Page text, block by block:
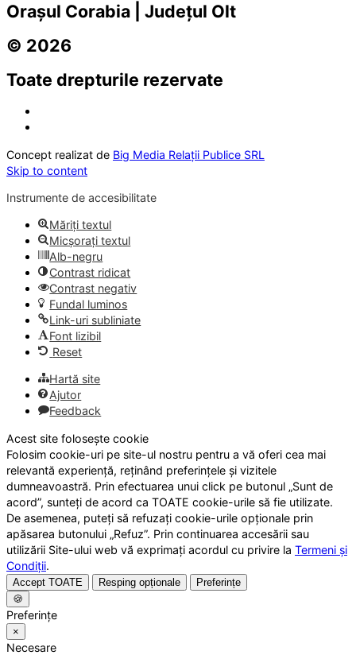
Orașul Corabia | Județul Olt
© 2026
Toate drepturile rezervate
Concept realizat de Big Media Relații Publice SRL
Skip to content
Instrumente de accesibilitate
Măriți textul
Micșorați textul
Alb-negru
Contrast ridicat
Contrast negativ
Fundal luminos
Link-uri subliniate
Font lizibil
Reset
Hartă site
Ajutor
Feedback
Acest site folosește cookie
Folosim cookie-uri pe site-ul nostru pentru a vă oferi cea mai
relevantă experiență, reținând preferințele și vizitele
dumneavoastră. Prin efectuarea unui click pe butonul „Sunt de
acord”, sunteți de acord ca TOATE cookie-urile să fie utilizate.
De asemenea, puteți să refuzați cookie-urile opționale prin
apăsarea butonului „Refuz”. Prin continuarea accesării sau
utilizării Site-ului web vă exprimați acordul cu privire la Termeni și
Condiții.
Accept TOATE Resping opționale
Preferințe
🍪
Preferințe
×
Necesare